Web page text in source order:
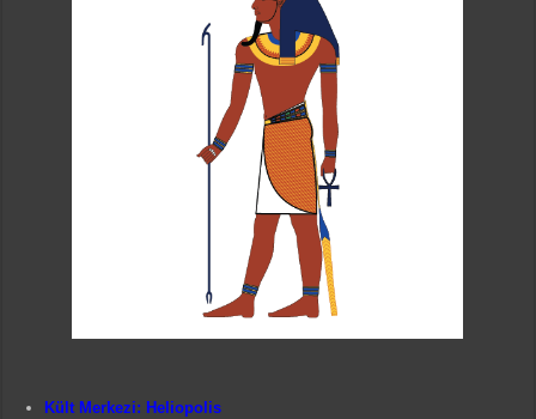
Kült Merkezi: Heliopolis